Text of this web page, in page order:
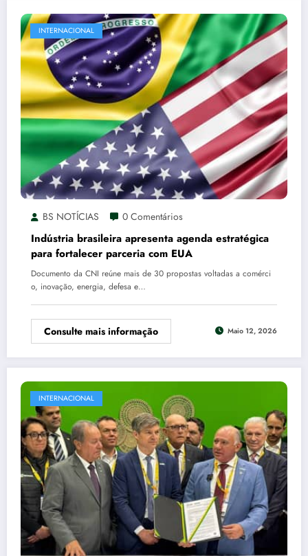
INTERNACIONAL
BS NOTÍCIAS 0 Comentários
Indústria brasileira apresenta agenda estratégica
para fortalecer parceria com EUA
Documento da CNI reúne mais de 30 propostas voltadas a comérci
o, inovação, energia, defesa e…
Consulte mais informação Maio 12, 2026
INTERNACIONAL